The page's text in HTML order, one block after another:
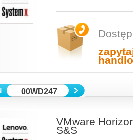
00WD247
VMware
S&S